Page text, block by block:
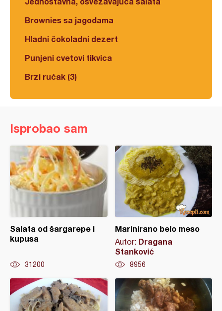
Brownies sa jagodama
Hladni čokoladni dezert
Punjeni cvetovi tikvica
Brzi ručak (3)
Isprobao sam
Salata od šargarepe i
kupusa
31200
Marinirano belo meso
Autor: Dragana
Stanković
8956